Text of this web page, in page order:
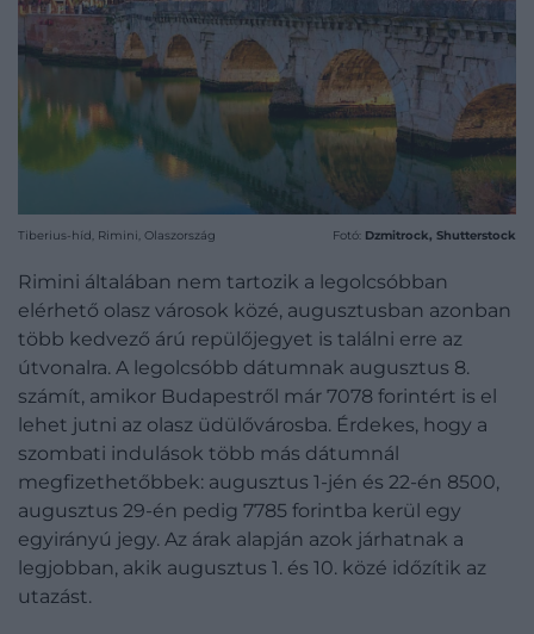
Tiberius-híd, Rimini, Olaszország Fotó: Dzmitrock, Shutterstock
Rimini általában nem tartozik a legolcsóbban
elérhető olasz városok közé, augusztusban azonban
több kedvező árú repülőjegyet is találni erre az
útvonalra. A legolcsóbb dátumnak augusztus 8.
számít, amikor Budapestről már 7078 forintért is el
lehet jutni az olasz üdülővárosba. Érdekes, hogy a
szombati indulások több más dátumnál
megfizethetőbbek: augusztus 1-jén és 22-én 8500,
augusztus 29-én pedig 7785 forintba kerül egy
egyirányú jegy. Az árak alapján azok járhatnak a
legjobban, akik augusztus 1. és 10. közé időzítik az
utazást.